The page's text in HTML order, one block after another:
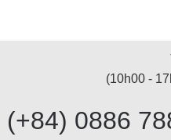
(10h00 -
(+84) 0886